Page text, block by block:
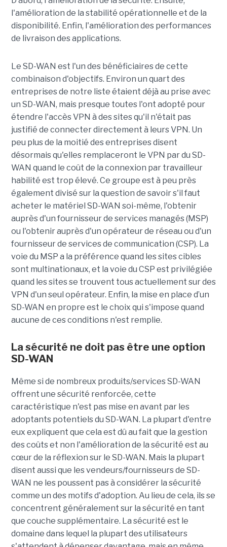
l'amélioration de la stabilité opérationnelle et de la
disponibilité. Enfin, l'amélioration des performances
de livraison des applications.
Le SD-WAN est l'un des bénéficiaires de cette
combinaison d'objectifs. Environ un quart des
entreprises de notre liste étaient déjà au prise avec
un SD-WAN, mais presque toutes l'ont adopté pour
étendre l'accès VPN à des sites qu'il n'était pas
justifié de connecter directement à leurs VPN. Un
peu plus de la moitié des entreprises disent
désormais qu'elles remplaceront le VPN par du SD-
WAN quand le coût de la connexion par travailleur
habilité est trop élevé. Ce groupe est à peu près
également divisé sur la question de savoir s'il faut
acheter le matériel SD-WAN soi-même, l'obtenir
auprès d'un fournisseur de services managés (MSP)
ou l'obtenir auprès d'un opérateur de réseau ou d'un
fournisseur de services de communication (CSP). La
voie du MSP a la préférence quand les sites cibles
sont multinationaux, et la voie du CSP est privilégiée
quand les sites se trouvent tous actuellement sur des
VPN d'un seul opérateur. Enfin, la mise en place d’un
SD-WAN en propre est le choix qui s'impose quand
aucune de ces conditions n'est remplie.
La sécurité ne doit pas être une option
SD-WAN
Même si de nombreux produits/services SD-WAN
offrent une sécurité renforcée, cette
caractéristique n'est pas mise en avant par les
adoptants potentiels du SD-WAN. La plupart d'entre
eux expliquent que cela est dû au fait que la gestion
des coûts et non l'amélioration de la sécurité est au
cœur de la réflexion sur le SD-WAN. Mais la plupart
disent aussi que les vendeurs/fournisseurs de SD-
WAN ne les poussent pas à considérer la sécurité
comme un des motifs d'adoption. Au lieu de cela, ils se
concentrent généralement sur la sécurité en tant
que couche supplémentaire. La sécurité est le
domaine dans lequel la plupart des utilisateurs